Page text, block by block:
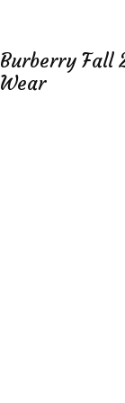
Burberry Fall
Wear